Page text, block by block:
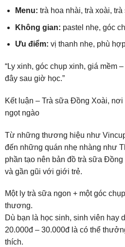
Menu: trà hoa nhài, trà xoài,
Không gian: pastel nhẹ, góc
Ưu điểm: vị thanh nhẹ, phù
“Ly xinh, góc chụp xinh, giá mềm
đây sau giờ học.”
Kết luận – Trà sữa Đồng Xoài,
ngọt ngào
Từ những thương hiệu như
đến những quán nhẹ nhàng như
phần tạo nên bản đồ trà sữa
và gần gũi với giới trẻ.
Một ly trà sữa ngon + một góc
thương.
Dù bạn là học sinh, sinh viên hay
20.000đ – 30.000đ là có thể
thích.